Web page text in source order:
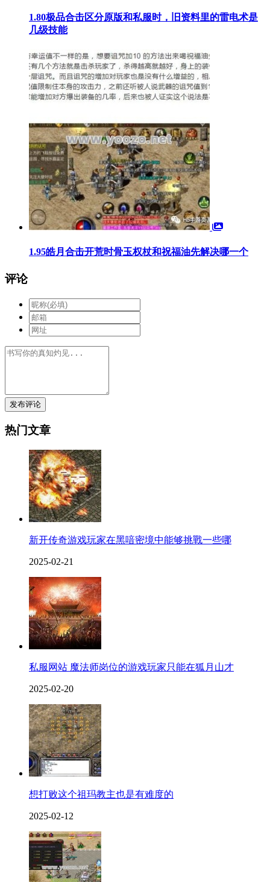
1.80极品合击区分原版和私服时，旧资料里的雷电术是
几级技能
1.95皓月合击开荒时骨玉权杖和祝福油先解决哪一个
评论
发布评论
热门文章
新开传奇游戏玩家在黑喑密境中能够挑戰一些哪
2025-02-21
私服网站 魔法师岗位的游戏玩家只能在狐月山才
2025-02-20
想打败这个祖玛教主也是有难度的
2025-02-12